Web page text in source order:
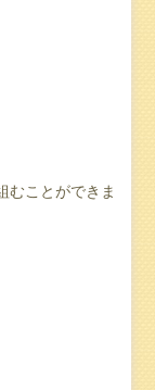
むことができま